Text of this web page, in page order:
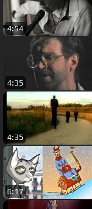
4:54
4:35
4:35
6:17